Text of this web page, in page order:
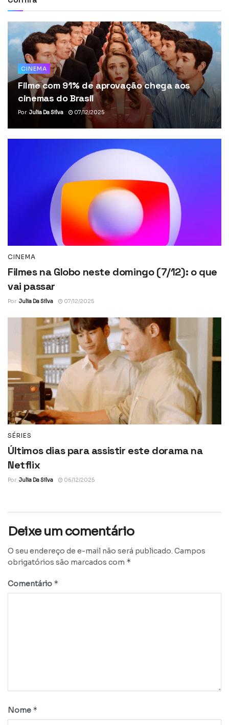
CINEMA
Filme com 91% de aprovação chega aos
cinemas do Brasil
Por Julia Da Silva 07/12/2025
CINEMA
Filmes na Globo neste domingo (7/12): o que
vai passar
Por Julia Da Silva 07/12/2025
SÉRIES
Últimos dias para assistir este dorama na
Netflix
Por Julia Da Silva 06/12/2025
Deixe um comentário
O seu endereço de e-mail não será publicado. Campos
obrigatórios são marcados com *
Comentário *
Nome *